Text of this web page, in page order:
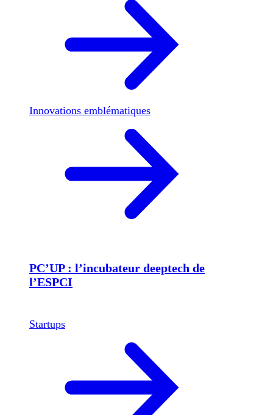
Innovations emblématiques
PC’UP : l’incubateur deeptech de
l’ESPCI
Startups